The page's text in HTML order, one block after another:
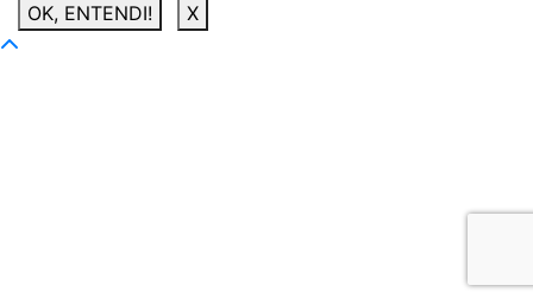
OK, ENTENDI!
X